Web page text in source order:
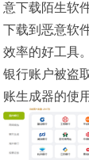
意下载陌生软
下载到恶意软
效率的好工具
银行账户被盗
账生成器的使